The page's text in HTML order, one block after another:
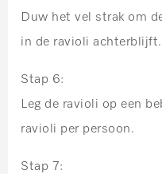
Duw het vel strak om
in de ravioli achterblijft.
Stap 6:
Leg de ravioli op een
ravioli per persoon.
Stap 7: